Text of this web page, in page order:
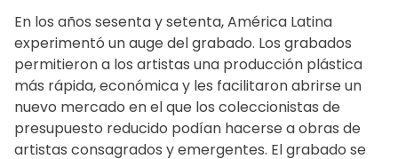
En los años sesenta y setenta, América Latina
experimentó un auge del grabado. Los grabados
permitieron a los artistas una producción plástica
más rápida, económica y les facilitaron abrirse un
nuevo mercado en el que los coleccionistas de
presupuesto reducido podían hacerse a obras de
artistas consagrados y emergentes. El grabado se